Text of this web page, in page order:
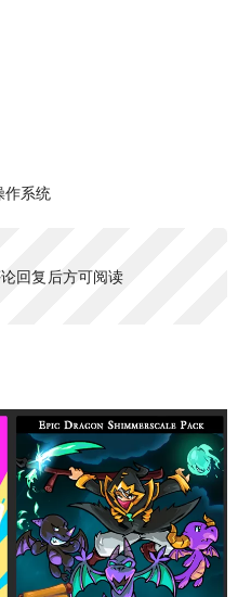
作系统
回复后方可阅读